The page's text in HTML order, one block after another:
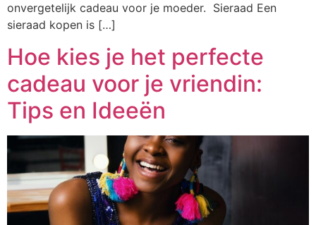
onvergetelijk cadeau voor je moeder. Sieraad Een
sieraad kopen is […]
Hoe kies je het perfecte
cadeau voor je vriendin:
Tips en Ideeën